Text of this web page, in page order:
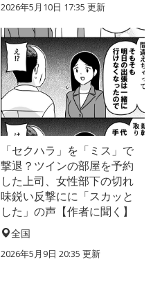
2026年5月10日 17:35 更新
「セクハラ」を「ミス」で
撃退？ツインの部屋を予約
した上司、女性部下の切れ
味鋭い反撃にに「スカッと
した」の声【作者に聞く】
全国
2026年5月9日 20:35 更新